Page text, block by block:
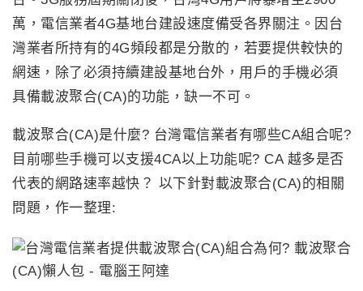
萬，電信業者4G基地台建設速度備受各界關注。因台
灣業者所持有的4G頻段都是分散的，若要提供較快的
網速，除了必須持續建設基地台外，用戶的手機必須
具備載波聚合(CA)的功能，缺一不可。
載波聚合(CA)是什麼? 台灣電信業者有哪些CA組合呢?
目前哪些手機可以支援4CA以上功能呢? CA 越多是否
代表的網路速率越快？ 以下針對載波聚合(CA)的相關
問題，作一整理: